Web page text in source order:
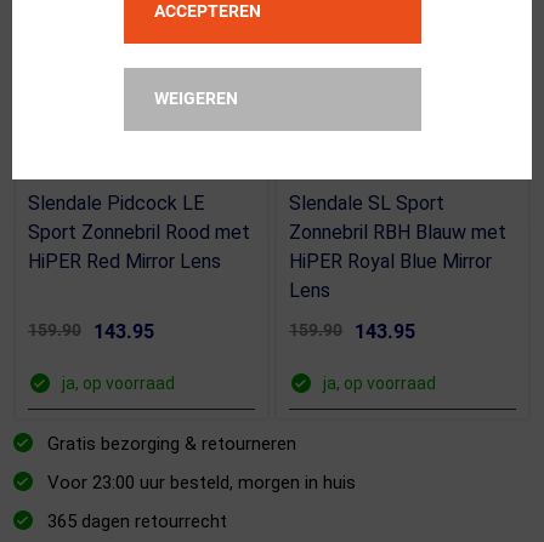
ACCEPTEREN
WEIGEREN
Slendale Pidcock LE
Sport Zonnebril Rood met
HiPER Red Mirror Lens
159.90 143.95
ja, op voorraad
Slendale SL Sport
Zonnebril RBH Blauw met
HiPER Royal Blue Mirror
Lens
159.90 143.95
ja, op voorraad
Gratis bezorging & retourneren
Voor 23:00 uur besteld, morgen in huis
365 dagen retourrecht